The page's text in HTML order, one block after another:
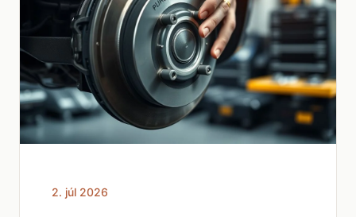
2. júl 2026